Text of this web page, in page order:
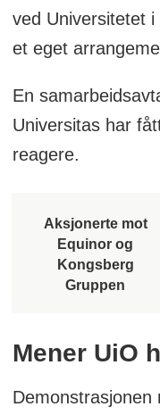
ved Universitetet
et eget
En
Universitas har
reagere.
Aksjonerte mot
Equinor og
Kongsberg
Gruppen
Mener UiO